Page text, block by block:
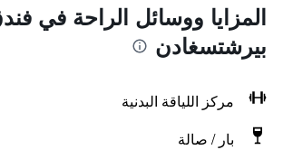
المزايا ووسائل الراحة في
بيرشتسغادن
مركز اللياقة البدنية
بار / صالة